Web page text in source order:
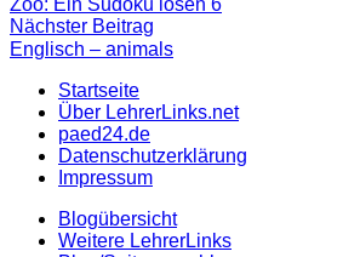
Nächster Beitrag
Beitrag
Englisch – animals
Startseite
Über LehrerLinks.net
paed24.de
Datenschutzerklärung
Impressum
Blogübersicht
Weitere LehrerLinks